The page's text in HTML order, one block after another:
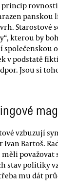
princip
panskou
Starostové
kterou by
v podstatě
Jsou si
vzbuzují
Bartoš.
považovat
stav politiky
mu dát